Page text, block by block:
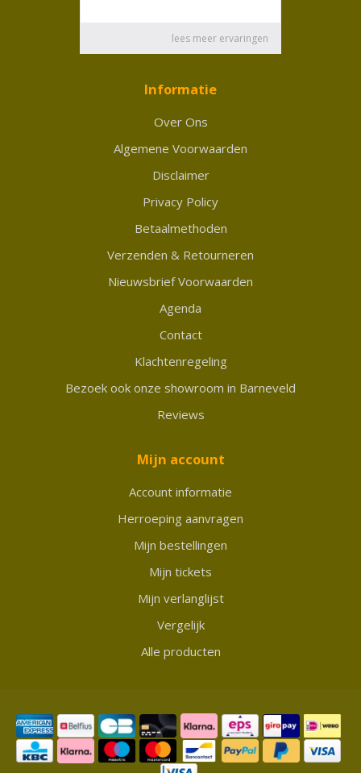
Informatie
Over Ons
Algemene Voorwaarden
Disclaimer
Privacy Policy
Betaalmethoden
Verzenden & Retourneren
Nieuwsbrief Voorwaarden
Agenda
Contact
Klachtenregeling
Bezoek ook onze showroom in Barneveld
Reviews
Mijn account
Account informatie
Herroeping aanvragen
Mijn bestellingen
Mijn tickets
Mijn verlanglijst
Vergelijk
Alle producten